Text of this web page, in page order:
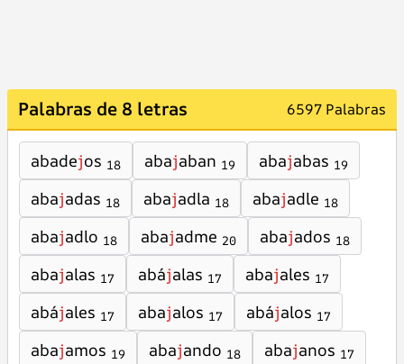
Palabras de 8 letras 6597 Palabras
abadejos 18 abajaban 19 abajabas 19
abajadas 18 abajadla 18 abajadle 18
abajadlo 18 abajadme 20 abajados 18
abajalas 17 abájalas 17 abajales 17
abájales 17 abajalos 17 abájalos 17
abajamos 19 abajando 18 abajanos 17